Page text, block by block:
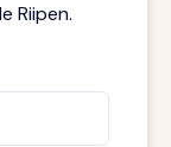
Riipen.